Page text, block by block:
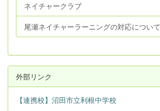
ネイチャークラブ
尾瀬ネイチャーラーニングの対応について
外部リンク
【連携校】沼田市立利根中学校